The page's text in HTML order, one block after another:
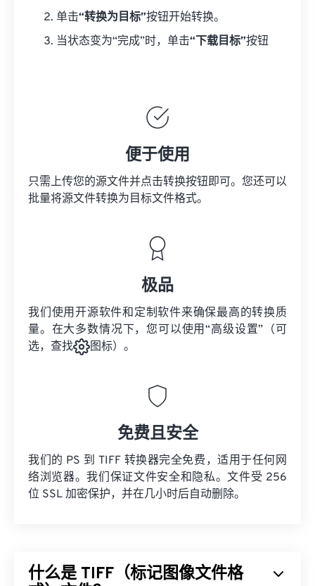
单击“转换为目标”按钮开始转换。
当状态变为“完成”时，单击“下载目标”按钮
便于使用
只需上传您的源文件并点击转换按钮即可。您还可以
批量将源文件转换为目标文件格式。
极品
我们使用开源软件和定制软件来确保最高的转换质
量。在大多数情况下，您可以使用“高级设置”（可
选，查找
图标）。
免费且安全
我们的 PS 到 TIFF 转换器完全免费，适用于任何网
络浏览器。我们保证文件安全和隐私。文件受 256
位 SSL 加密保护，并在几小时后自动删除。
什么是 TIFF（标记图像文件格